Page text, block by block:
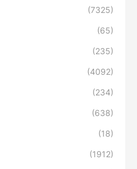
(7325)
(65)
(235)
(4092)
(234)
(638)
(18)
(1912)